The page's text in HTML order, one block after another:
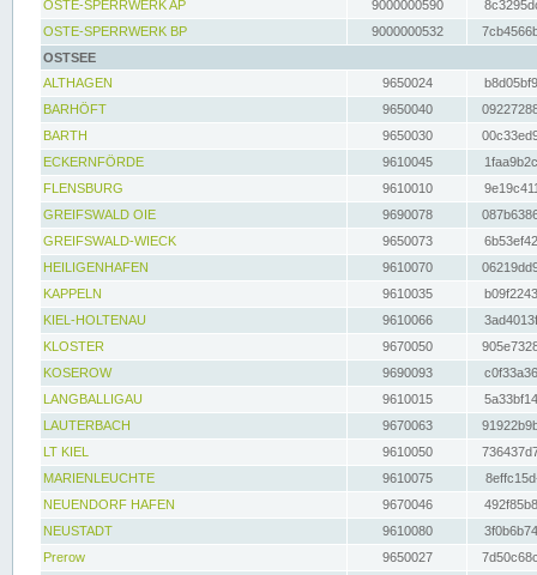
OSTE-SPERRWERK AP
9000000590
OSTE-SPERRWERK BP
9000000532
OSTSEE
ALTHAGEN
9650024
BARHÖFT
9650040
BARTH
9650030
ECKERNFÖRDE
9610045
FLENSBURG
9610010
GREIFSWALD OIE
9690078
GREIFSWALD-WIECK
9650073
HEILIGENHAFEN
9610070
KAPPELN
9610035
KIEL-HOLTENAU
9610066
KLOSTER
9670050
KOSEROW
9690093
LANGBALLIGAU
9610015
LAUTERBACH
9670063
LT KIEL
9610050
MARIENLEUCHTE
9610075
NEUENDORF HAFEN
9670046
NEUSTADT
9610080
Prerow
9650027